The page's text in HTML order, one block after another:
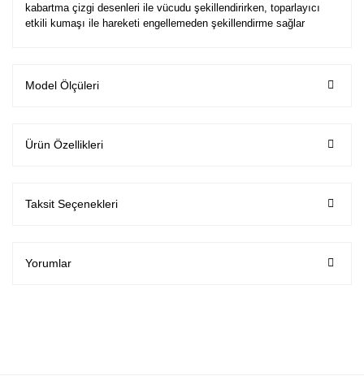
kabartma çizgi desenleri ile vücudu şekillendirirken, toparlayıcı
etkili kumaşı ile hareketi engellemeden şekillendirme sağlar
Model Ölçüleri
Ürün Özellikleri
Taksit Seçenekleri
Yorumlar